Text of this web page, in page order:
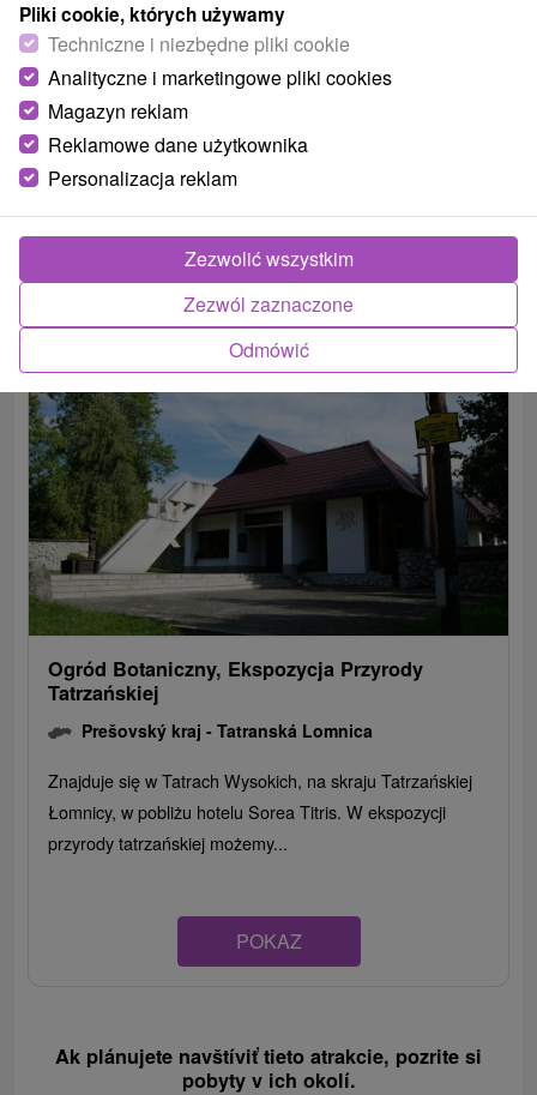
Galeria Dobra zabawka
Prešovský kraj -Tatranská Lomnica
Interaktywna galeria dla dzieci znajduje się bezpośrednio
w Tatrzańskiej Łomnicy, w pobliżu toru bobslejowego i
POKAZ
Ogród Botaniczny, Ekspozycja Przyrody
Tatrzańskiej
Prešovský kraj -Tatranská Lomnica
Znajduje się w Tatrach Wysokich, na skraju Tatrzańskiej
Łomnicy, w pobliżu hotelu Sorea Titris. W ekspozycji
przyrody tatrzańskiej możemy...
POKAZ
Ak plánujete navštíviť tieto atrakcie, pozrite si
pobyty v ich okolí.
Pliki cookie, których używamy
Techniczne i niezbędne pliki cookie
Analityczne i marketingowe pliki cookies
Magazyn reklam
Reklamowe dane użytkownika
Personalizacja reklam
Odmówić
Zezwól zaznaczone
Zezwolić wszystkim